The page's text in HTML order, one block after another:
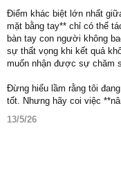
Điểm khác biệt lớn nhất
mặt bằng tay** chỉ có thể
bàn tay con người không
sự thất vọng khi kết quả
muốn nhận được sự chăm
Đừng hiểu lầm rằng tôi
tốt. Nhưng hãy coi việc
13/5/26